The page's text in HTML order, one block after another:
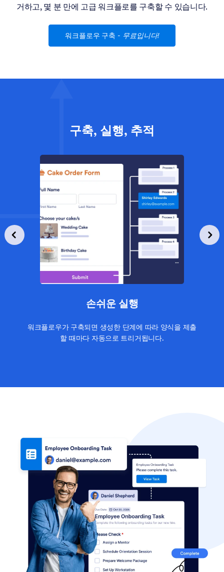
거하고, 몇 분 만에 고급 워크플로를 구축할 수 있습니다.
워크플로우 구축 - 무료입니다!
구축, 실행, 추적
손쉬운 실행
워크플로우가 구축되면 생성한 단계에 따라 양식을 제출
할 때마다 자동으로 트리거됩니다.